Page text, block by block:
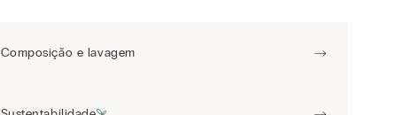
Composição e lavagem